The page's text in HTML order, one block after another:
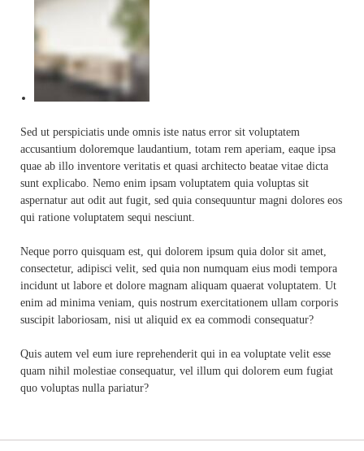
Sed ut perspiciatis unde omnis iste natus error sit voluptatem
accusantium doloremque laudantium, totam rem aperiam, eaque ipsa
quae ab illo inventore veritatis et quasi architecto beatae vitae dicta
sunt explicabo. Nemo enim ipsam voluptatem quia voluptas sit
aspernatur aut odit aut fugit, sed quia consequuntur magni dolores eos
qui ratione voluptatem sequi nesciunt.
Neque porro quisquam est, qui dolorem ipsum quia dolor sit amet,
consectetur, adipisci velit, sed quia non numquam eius modi tempora
incidunt ut labore et dolore magnam aliquam quaerat voluptatem. Ut
enim ad minima veniam, quis nostrum exercitationem ullam corporis
suscipit laboriosam, nisi ut aliquid ex ea commodi consequatur?
Quis autem vel eum iure reprehenderit qui in ea voluptate velit esse
quam nihil molestiae consequatur, vel illum qui dolorem eum fugiat
quo voluptas nulla pariatur?